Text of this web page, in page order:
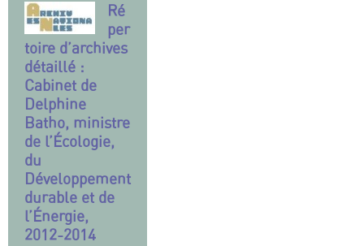
Ré
per
toire d’archives
détaillé :
Cabinet de
Delphine
Batho, ministre
de l’Écologie,
du
Développement
durable et de
l’Énergie,
2012-2014